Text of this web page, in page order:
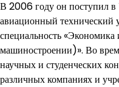
В 2006 году он поступил
авиационный технический
специальность
машиностроении)». Во
научных и студенческих
различных компаниях и